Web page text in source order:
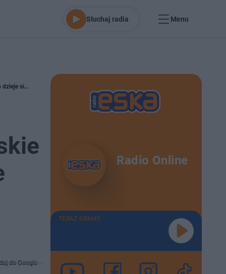
Słuchaj radia Menu
ImprEskowa piguła. Urodziny Olsztyna, charytatywny Bieg Superbohatera, piłkarskie spotkanie przy Piłsudskiego i wiele, wiele innych... Sprawdzamy co dzieje się w Olsztynie i okolicy [LISTA]
do Google
Radio Online
TERAZ GRAMY